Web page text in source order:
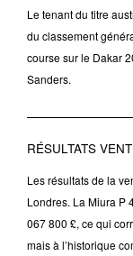
Le tenant du titre
du classement
course sur le Dakar
Sanders.
RÉSULTATS
Les résultats de la
Londres. La Miura P
067 800 £, ce qui
mais à l’historique